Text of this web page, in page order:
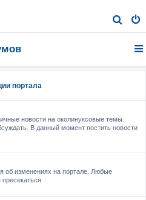
о
портала
новости на околинуксовые темы.
В данный момент постить новости
об изменениях на портале. Любые